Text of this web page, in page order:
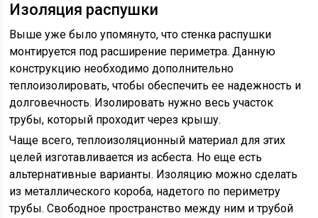
Изоляция распушки
Выше уже было упомянуто, что стенка распушки
монтируется под расширение периметра. Данную
конструкцию необходимо дополнительно
теплоизолировать, чтобы обеспечить ее надежность и
долговечность. Изолировать нужно весь участок
трубы, который проходит через крышу.
Чаще всего, теплоизоляционный материал для этих
целей изготавливается из асбеста. Но еще есть
альтернативные варианты. Изоляцию можно сделать
из металлического короба, надетого по периметру
трубы. Свободное пространство между ним и трубой